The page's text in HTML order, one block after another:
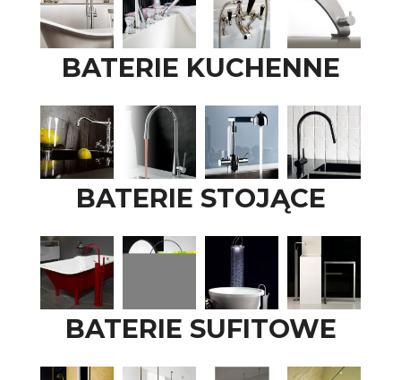
BATERIE KUCHENNE
BATERIE STOJĄCE
BATERIE SUFITOWE